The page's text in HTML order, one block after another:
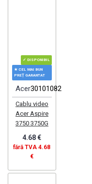
✓ DISPONIBIL
★ CEL MAI BUN
PREȚ GARANTAT
Acer30101082
Cablu video
Acer Aspire
3750 3750G
4.68 €
fără TVA 4.68
€